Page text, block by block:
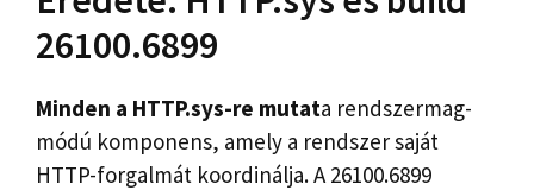
26100.6899
Minden a HTTP.sys-re mutata rendszermag-
módú komponens, amely a rendszer saját
HTTP-forgalmát koordinálja. A 26100.6899